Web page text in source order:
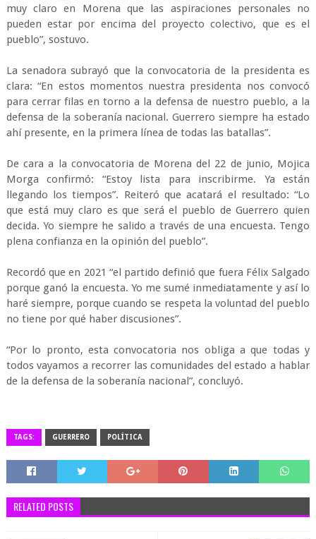
muy claro en Morena que las aspiraciones personales no
pueden estar por encima del proyecto colectivo, que es el
pueblo”, sostuvo.
La senadora subrayó que la convocatoria de la presidenta es
clara: “En estos momentos nuestra presidenta nos convocó
para cerrar filas en torno a la defensa de nuestro pueblo, a la
defensa de la soberanía nacional. Guerrero siempre ha estado
ahí presente, en la primera línea de todas las batallas”.
De cara a la convocatoria de Morena del 22 de junio, Mojica
Morga confirmó: “Estoy lista para inscribirme. Ya están
llegando los tiempos”. Reiteró que acatará el resultado: “Lo
que está muy claro es que será el pueblo de Guerrero quien
decida. Yo siempre he salido a través de una encuesta. Tengo
plena confianza en la opinión del pueblo”.
Recordó que en 2021 “el partido definió que fuera Félix Salgado
porque ganó la encuesta. Yo me sumé inmediatamente y así lo
haré siempre, porque cuando se respeta la voluntad del pueblo
no tiene por qué haber discusiones”.
“Por lo pronto, esta convocatoria nos obliga a que todas y
todos vayamos a recorrer las comunidades del estado a hablar
de la defensa de la soberanía nacional”, concluyó.
TAGS: GUERRERO POLÍTICA
RELATED POSTS